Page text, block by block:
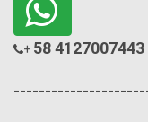
+ 58 4127007443